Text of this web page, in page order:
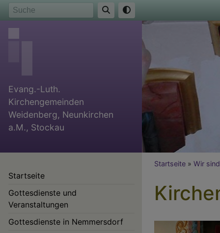
Direkt
zum
Inhalt
Evang.-Luth.
Kirchengemeinden
Weidenberg, Neunkirchen
a.M., Stockau
Startseite
Gottesdienste und
Veranstaltungen
Gottesdienste in Nemmersdorf
Startseite Wir